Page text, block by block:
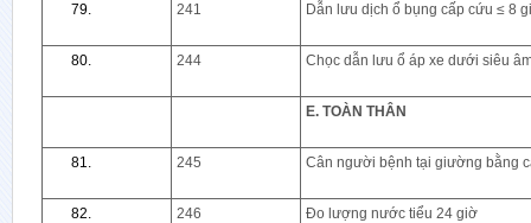
241 Dẫn lưu dịch ổ bụng cấp cứu ≤ 8
244 Chọc dẫn lưu ổ áp xe dưới siêu
E. TOÀN THÂN
245 Cân người bệnh tại giường bằng
246 Đo lượng nước tiểu 24 giờ